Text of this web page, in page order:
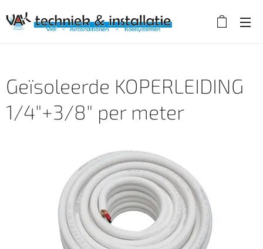
Geïsoleerde KOPERLEIDING
1/4"+3/8" per meter